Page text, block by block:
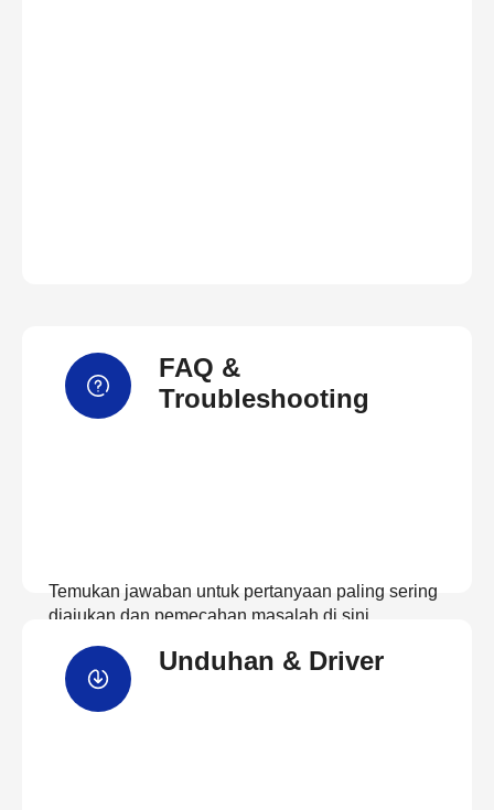
FAQ &
Troubleshooting
Temukan jawaban untuk pertanyaan paling sering
diajukan dan pemecahan masalah di sini
Unduhan & Driver